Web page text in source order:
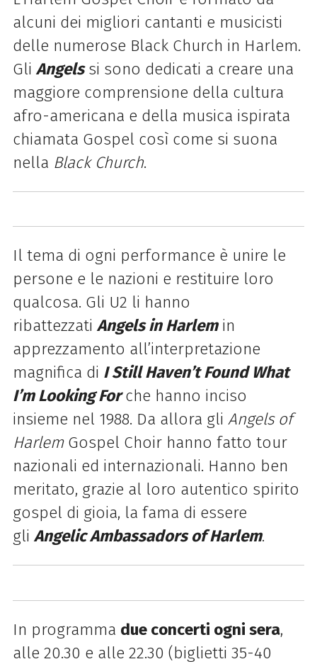
alcuni dei migliori cantanti e musicisti
delle numerose Black Church in Harlem.
Gli Angelssi sono dedicati a creare una
maggiore comprensione della cultura
afro-americana e della musica ispirata
chiamata Gospel così come si suona
nella Black Church.
Il tema di ogni performance è unire le
persone e le nazioni e restituire loro
qualcosa. Gli U2 li hanno
ribattezzati Angels in Harlemin
apprezzamento all’interpretazione
magnifica di I Still Haven’t Found What
I’m Looking Forche hanno inciso
insieme nel 1988. Da allora gli Angels of
HarlemGospel Choir hanno fatto tour
nazionali ed internazionali. Hanno ben
meritato, grazie al loro autentico spirito
gospel di gioia, la fama di essere
gli Angelic Ambassadors of Harlem.
In programma due concerti ogni sera,
alle 20.30 e alle 22.30 (biglietti 35-40